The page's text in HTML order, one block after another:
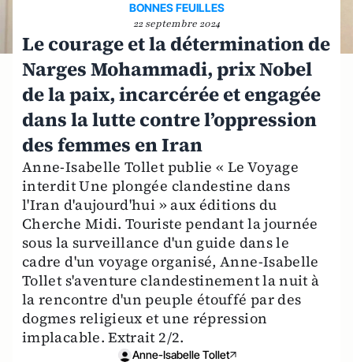
BONNES FEUILLES
22 septembre 2024
Le courage et la détermination de
Narges Mohammadi, prix Nobel
de la paix, incarcérée et engagée
dans la lutte contre l’oppression
des femmes en Iran
Anne-Isabelle Tollet publie « Le Voyage
interdit Une plongée clandestine dans
l'Iran d'aujourd'hui » aux éditions du
Cherche Midi. Touriste pendant la journée
sous la surveillance d'un guide dans le
cadre d'un voyage organisé, Anne-Isabelle
Tollet s'aventure clandestinement la nuit à
la rencontre d'un peuple étouffé par des
dogmes religieux et une répression
implacable. Extrait 2/2.
Anne-Isabelle Tollet